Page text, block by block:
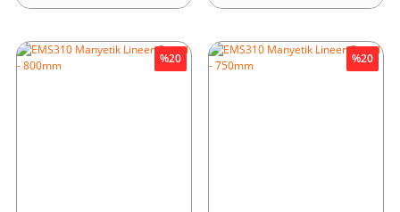
%20 %20